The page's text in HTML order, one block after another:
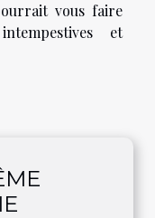
vous faire
et